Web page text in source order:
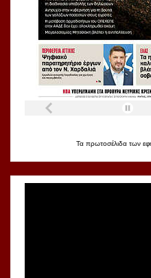
Τα πρωτοσέλιδα των